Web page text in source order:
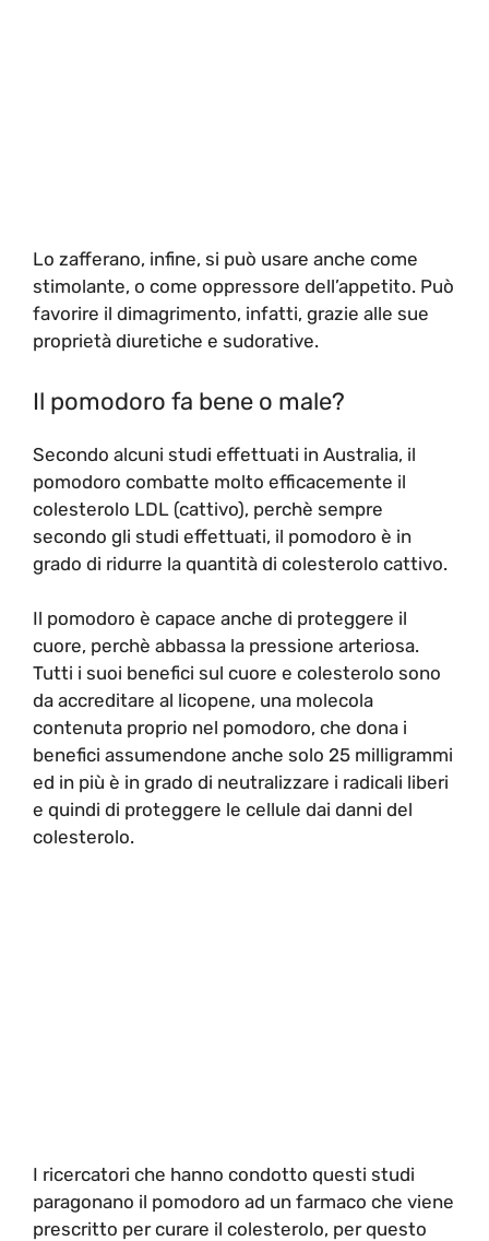
Lo zafferano, infine, si può usare anche come
stimolante, o come oppressore dell’appetito. Può
favorire il dimagrimento, infatti, grazie alle sue
proprietà diuretiche e sudorative.
Il pomodoro fa bene o male?
Secondo alcuni studi effettuati in Australia, il
pomodoro combatte molto efficacemente il
colesterolo LDL (cattivo), perchè sempre
secondo gli studi effettuati, il pomodoro è in
grado di ridurre la quantità di colesterolo cattivo.
Il pomodoro è capace anche di proteggere il
cuore, perchè abbassa la pressione arteriosa.
Tutti i suoi benefici sul cuore e colesterolo sono
da accreditare al licopene, una molecola
contenuta proprio nel pomodoro, che dona i
benefici assumendone anche solo 25 milligrammi
ed in più è in grado di neutralizzare i radicali liberi
e quindi di proteggere le cellule dai danni del
colesterolo.
I ricercatori che hanno condotto questi studi
paragonano il pomodoro ad un farmaco che viene
prescritto per curare il colesterolo, per questo